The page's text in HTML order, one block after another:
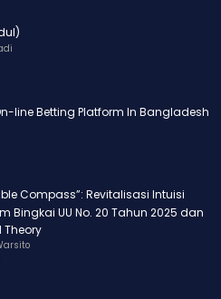
line Betting Platform In Bangladesh
Compass”: Revitalisasi Intuisi
Bingkai UU No. 20 Tahun 2025 dan
Theory